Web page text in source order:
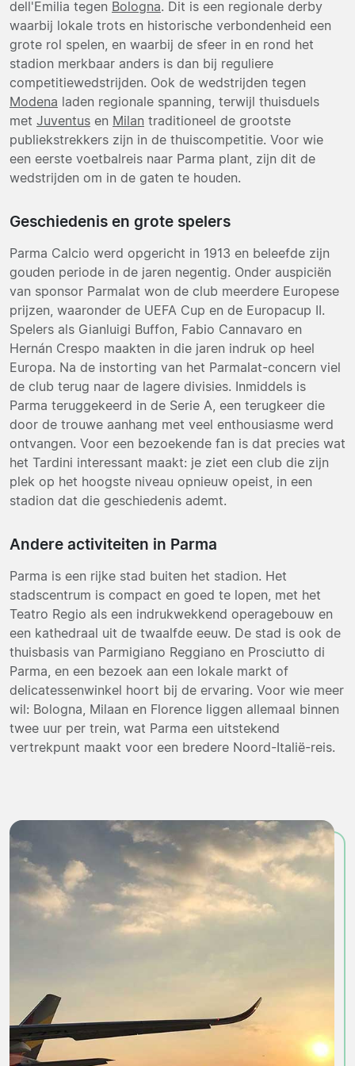
dell'Emilia tegen Bologna. Dit is een regionale derby
waarbij lokale trots en historische verbondenheid een
grote rol spelen, en waarbij de sfeer in en rond het
stadion merkbaar anders is dan bij reguliere
competitiewedstrijden. Ook de wedstrijden tegen
Modena laden regionale spanning, terwijl thuisduels
met Juventus en Milan traditioneel de grootste
publiekstrekkers zijn in de thuiscompetitie. Voor wie
een eerste voetbalreis naar Parma plant, zijn dit de
wedstrijden om in de gaten te houden.
Geschiedenis en grote spelers
Parma Calcio werd opgericht in 1913 en beleefde zijn
gouden periode in de jaren negentig. Onder auspiciën
van sponsor Parmalat won de club meerdere Europese
prijzen, waaronder de UEFA Cup en de Europacup II.
Spelers als Gianluigi Buffon, Fabio Cannavaro en
Hernán Crespo maakten in die jaren indruk op heel
Europa. Na de instorting van het Parmalat-concern viel
de club terug naar de lagere divisies. Inmiddels is
Parma teruggekeerd in de Serie A, een terugkeer die
door de trouwe aanhang met veel enthousiasme werd
ontvangen. Voor een bezoekende fan is dat precies wat
het Tardini interessant maakt: je ziet een club die zijn
plek op het hoogste niveau opnieuw opeist, in een
stadion dat die geschiedenis ademt.
Andere activiteiten in Parma
Parma is een rijke stad buiten het stadion. Het
stadscentrum is compact en goed te lopen, met het
Teatro Regio als een indrukwekkend operagebouw en
een kathedraal uit de twaalfde eeuw. De stad is ook de
thuisbasis van Parmigiano Reggiano en Prosciutto di
Parma, en een bezoek aan een lokale markt of
delicatessenwinkel hoort bij de ervaring. Voor wie meer
wil: Bologna, Milaan en Florence liggen allemaal binnen
twee uur per trein, wat Parma een uitstekend
vertrekpunt maakt voor een bredere Noord-Italië-reis.